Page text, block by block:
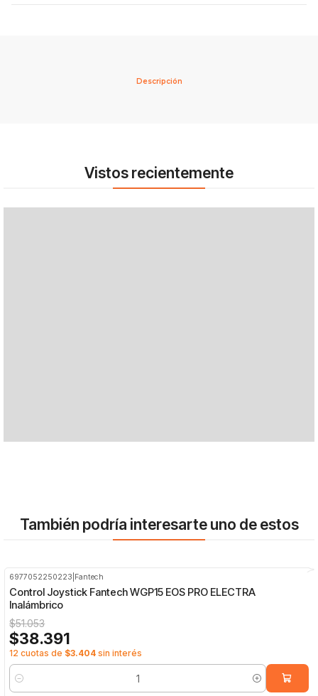
Descripción
Vistos recientemente
También podría interesarte uno de estos
6977052250223 Fantech
Control Joystick Fantech WGP15 EOS PRO ELECTRA
Inalámbrico
$51.053
$38.391
12 cuotas de $3.404 sin interés
Cantidad